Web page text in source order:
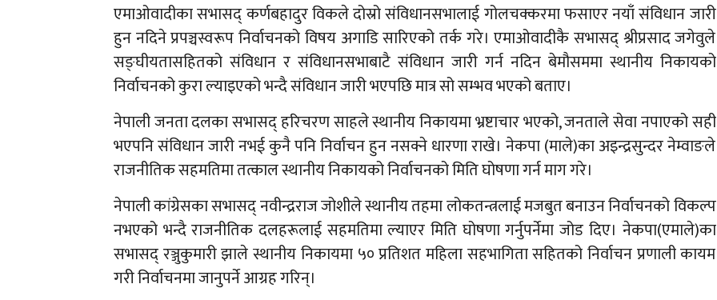
एमाओवादीका सभासद् कर्णबहादुर विकले दोस्रो संविधानसभालाई गोलचक्करमा फसाएर नयाँ संविधान जारी
हुन नदिने प्रपञ्चस्वरूप निर्वाचनको विषय अगाडि सारिएको तर्क गरे। एमाओवादीकै सभासद् श्रीप्रसाद जगेवुले
सङ्घीयतासहितको संविधान र संविधानसभाबाटै संविधान जारी गर्न नदिन बेमौसममा स्थानीय निकायको
निर्वाचनको कुरा ल्याइएको भन्दै संविधान जारी भएपछि मात्र सो सम्भव भएको बताए।
नेपाली जनता दलका सभासद् हरिचरण साहले स्थानीय निकायमा भ्रष्टाचार भएको, जनताले सेवा नपाएको सही
भएपनि संविधान जारी नभई कुनै पनि निर्वाचन हुन नसक्ने धारणा राखे। नेकपा (माले)का अइन्द्रसुन्दर नेम्वाङले
राजनीतिक सहमतिमा तत्काल स्थानीय निकायको निर्वाचनको मिति घोषणा गर्न माग गरे।
नेपाली कांग्रेसका सभासद् नवीन्द्रराज जोशीले स्थानीय तहमा लोकतन्त्रलाई मजबुत बनाउन निर्वाचनको विकल्प
नभएको भन्दै राजनीतिक दलहरूलाई सहमतिमा ल्याएर मिति घोषणा गर्नुपर्नेमा जोड दिए। नेकपा(एमाले)का
सभासद् रञ्जुकुमारी झाले स्थानीय निकायमा ५० प्रतिशत महिला सहभागिता सहितको निर्वाचन प्रणाली कायम
गरी निर्वाचनमा जानुपर्ने आग्रह गरिन्।